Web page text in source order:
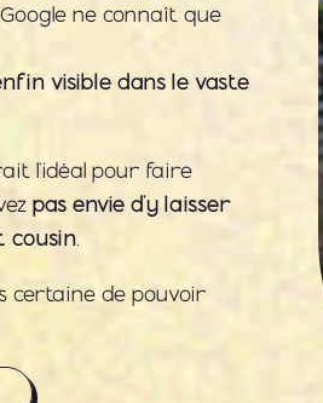
ne connaît que
visible dans le vaste
l’idéal pour faire
pas envie d’y laisser
cousin.
certaine de pouvoir